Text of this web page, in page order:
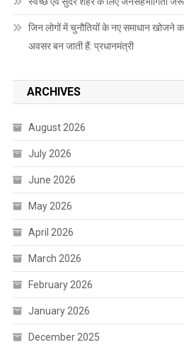
जिन लोगों में चुनौतियों के नए समाधान खोजने
अवसर बन जाती हैं: प्रधानमंत्री
ARCHIVES
August 2026
July 2026
June 2026
May 2026
April 2026
March 2026
February 2026
January 2026
December 2025